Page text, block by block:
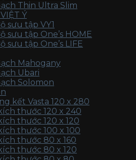
Thin Ultra Slim
Ý
sưu tập VY1
sưu tập One’s HOME
sưu tập One’s LIFE
Mahogany
Ubari
Solomon
kết Vasta 120 x 280
thước 120 x 240
thước 120 x 120
thước 100 x 100
thước 80 x 160
thước 80 x 120